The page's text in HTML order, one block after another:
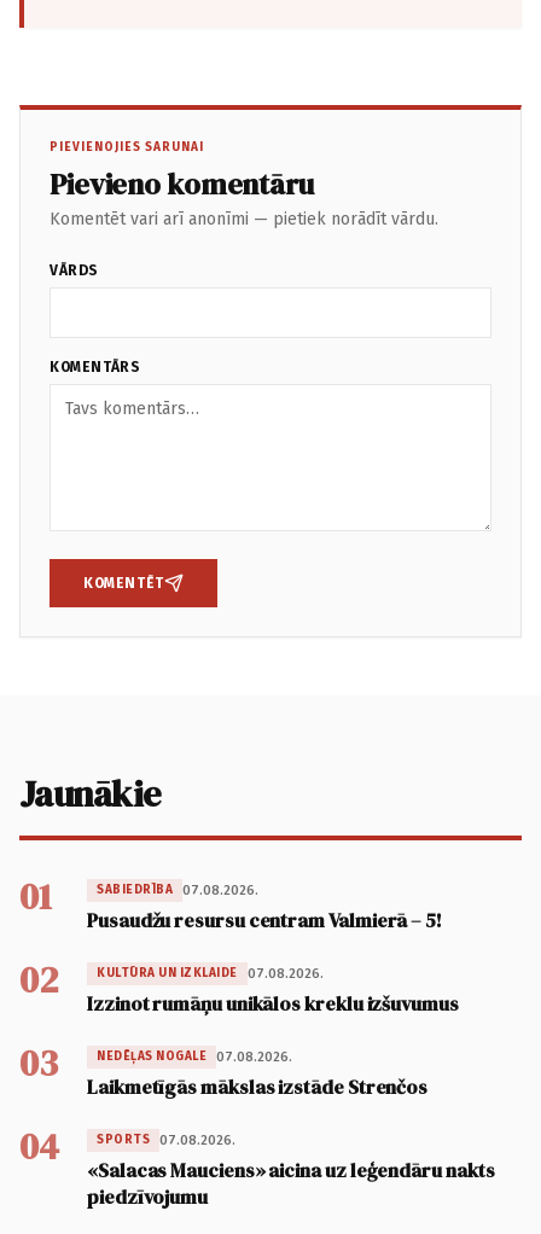
PIEVIENOJIES SARUNAI
Pievieno komentāru
Komentēt vari arī anonīmi — pietiek norādīt vārdu.
VĀRDS
KOMENTĀRS
KOMENTĒT
Jaunākie
01 SABIEDRĪBA 07.08.2026.
Pusaudžu resursu centram Valmierā – 5!
02 KULTŪRA UN IZKLAIDE 07.08.2026.
Izzinot rumāņu unikālos kreklu izšuvumus
03 NEDĒĻAS NOGALE 07.08.2026.
Laikmetīgās mākslas izstāde Strenčos
04 SPORTS 07.08.2026.
«Salacas Mauciens» aicina uz leģendāru nakts
piedzīvojumu